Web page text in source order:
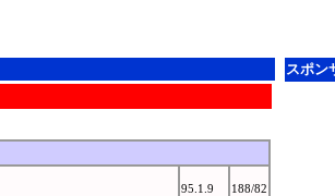
95.1.9 188/82
スポン